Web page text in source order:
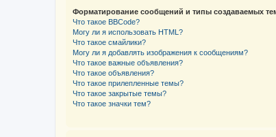
Форматирование сообщений и типы создаваемых
Что такое BBCode?
Могу ли я использовать HTML?
Что такое смайлики?
Могу ли я добавлять изображения к сообщениям?
Что такое важные объявления?
Что такое объявления?
Что такое прилепленные темы?
Что такое закрытые темы?
Что такое значки тем?